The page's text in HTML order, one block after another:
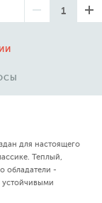
для настоящего
Теплый,
обладатели -
устойчивыми